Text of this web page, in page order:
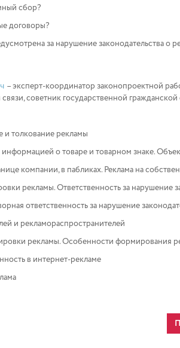
сбор?
договоры?
за нарушение законодательства о
– эксперт-координатор законопроектной
советник государственной
и толкование рекламы
о товаре и товарном знаке.
компании, в пабликах. Реклама на
рекламы. Ответственность за нарушение
ответственность за нарушение
и рекламораспространителей
рекламы. Особенности формирования
в интернет-рекламе